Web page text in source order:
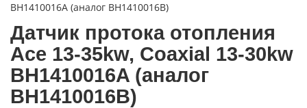
BH1410016A (аналог BH1410016В)
Датчик протока отопления
Ace 13-35kw, Coaxial 13-30kw
BH1410016A (аналог
BH1410016В)